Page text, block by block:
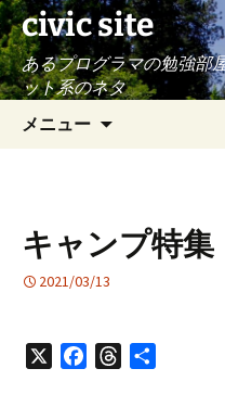
civic site
あるプログラマの勉強部
ット系のネタ
メニュー
へ
プ
キャンプ特集
2021/03/13